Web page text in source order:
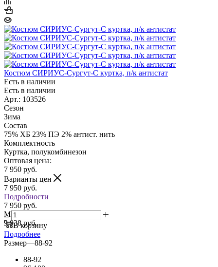
Костюм СИРИУС-Сургут-С куртка, п/к антистат
Есть в наличии
Есть в наличии
Арт.: 103526
Сезон
Зима
Состав
75% ХБ 23% ПЭ 2% антист. нить
Комплектность
Куртка, полукомбинезон
Оптовая цена:
7 950 руб.
Варианты цен
7 950 руб.
Подробности
7 950 руб.
Мелкий опт:
9 938 руб.
В корзину
Подробнее
Размер—88-92
88-92